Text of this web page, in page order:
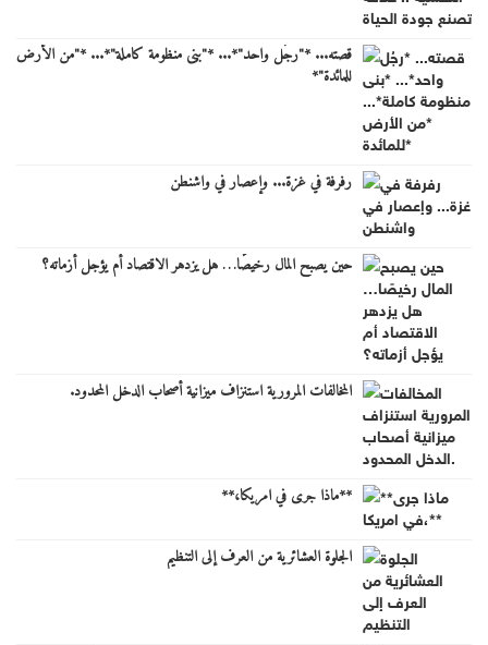
قصته... *"رجُل واحد"*... *"بنى منظومة كاملة"*... *"من الأرض
للمائدة"*
رفرفة في غزة... وإعصار في واشنطن
حين يصبح المال رخيصًا… هل يزدهر الاقتصاد أم يؤجل أزماته؟
المخالفات المرورية استنزاف ميزانية أصحاب الدخل المحدود.
**ماذا جرى في امريكا،**
الجلوة العشائرية من العرف إلى التنظيم